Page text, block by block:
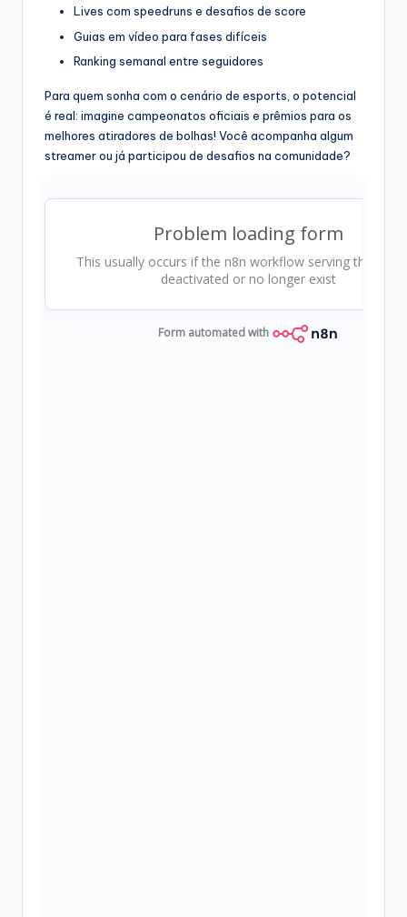
Lives com speedruns e desafios de score
Guias em vídeo para fases difíceis
Ranking semanal entre seguidores
Para quem sonha com o cenário de esports, o potencial
é real: imagine campeonatos oficiais e prêmios para os
melhores atiradores de bolhas! Você acompanha algum
streamer ou já participou de desafios na comunidade?